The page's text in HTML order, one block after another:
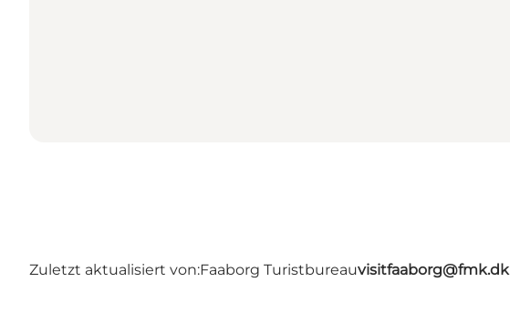
Zuletzt aktualisiert von:Faaborg Turistbureauvisitfaaborg@fmk.dk